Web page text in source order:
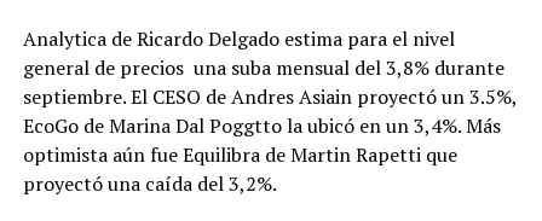
Analytica de Ricardo Delgado estima para el nivel
general de precios una suba mensual del 3,8% durante
septiembre. El CESO de Andres Asiain proyectó un 3.5%,
EcoGo de Marina Dal Poggtto la ubicó en un 3,4%. Más
optimista aún fue Equilibra de Martin Rapetti que
proyectó una caída del 3,2%.